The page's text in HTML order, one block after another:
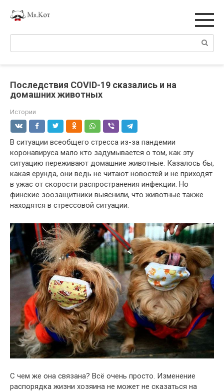
Поиск:
Последствия COVID-19 сказались и на
домашних животных
Истории
В ситуации всеобщего стресса из-за пандемии
коронавируса мало кто задумывается о том, как эту
ситуацию переживают домашние животные. Казалось бы,
какая ерунда, они ведь не читают новостей и не приходят
в ужас от скорости распространения инфекции. Но
финские зоозащитники выяснили, что животные также
находятся в стрессовой ситуации.
С чем же она связана? Всё очень просто. Изменение
распорядка жизни хозяина не может не сказаться на